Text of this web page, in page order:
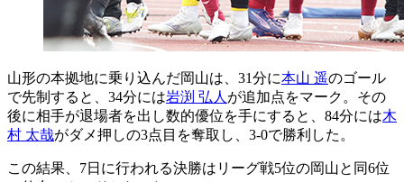
山形の本拠地に乗り込んだ岡山は、31分に本山 遥のゴール
で先制すると、34分には岩渕 弘人 が追加点をマーク。その
後に相手が退場者を出し数的優位を手にすると、84分には木
村 太哉がダメ押しの3点目を奪取し、3-0で勝利した。
この結果、7日に行われる決勝はリーグ戦5位の岡山と同6位